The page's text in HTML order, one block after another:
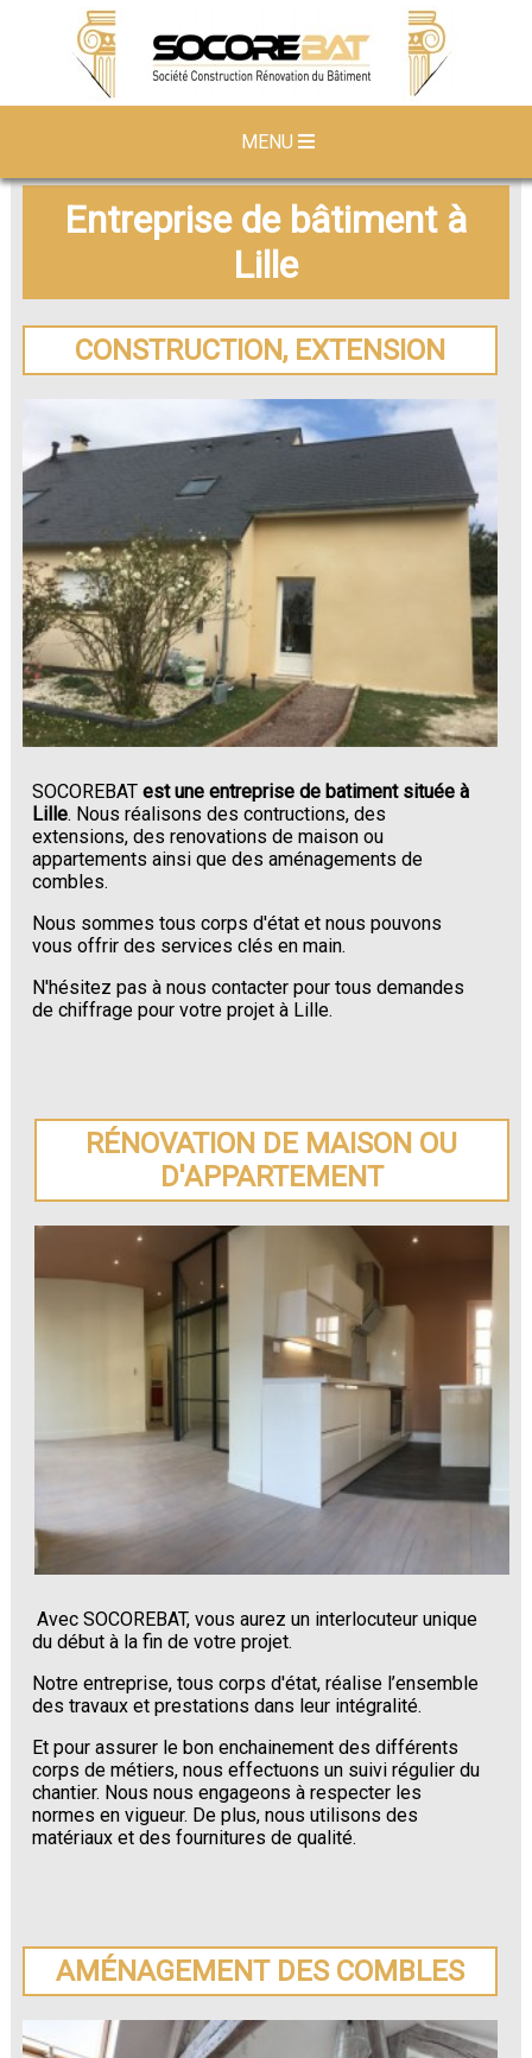
MENU
Entreprise de bâtiment à
Lille
CONSTRUCTION, EXTENSION
SOCOREBATest une entreprise de batiment située à
Lille. Nous réalisons des contructions, des
extensions, des renovations de maison ou
appartements ainsi que des aménagements de
combles.
Nous sommes tous corps d'état et nous pouvons
vous offrir des services clés en main.
N'hésitez pas à nous contacter pour tous demandes
de chiffrage pour votre projet à Lille.
RÉNOVATION DE MAISON OU
D'APPARTEMENT
Avec SOCOREBAT, vous aurez un interlocuteur unique
du début à la fin de votre projet.
Notre entreprise, tous corps d'état, réalise l’ensemble
des travaux et prestations dans leur intégralité.
Et pour assurer le bon enchainement des différents
corps de métiers, nous effectuons un suivi régulier du
chantier. Nous nous engageons à respecter les
normes en vigueur. De plus, nous utilisons des
matériaux et des fournitures de qualité.
AMÉNAGEMENT DES COMBLES